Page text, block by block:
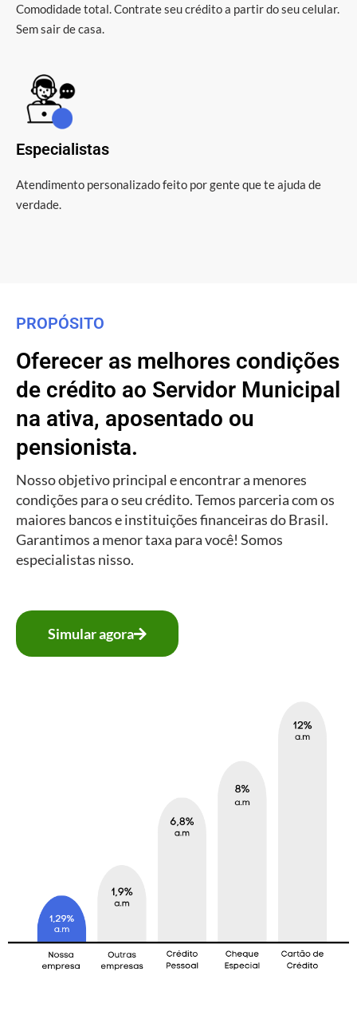
Comodidade total. Contrate seu crédito a partir do seu celular.
Sem sair de casa.
Especialistas
Atendimento personalizado feito por gente que te ajuda de
verdade.
PROPÓSITO
Oferecer as melhores condições
de crédito ao Servidor Municipal
na ativa, aposentado ou
pensionista.
Nosso objetivo principal e encontrar a menores
condições para o seu crédito. Temos parceria com os
maiores bancos e instituições financeiras do Brasil.
Garantimos a menor taxa para você! Somos
especialistas nisso.
Simular agora